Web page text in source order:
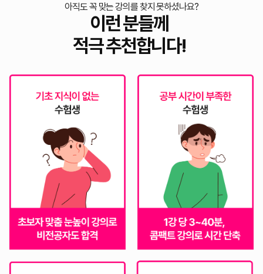
아직도 꼭 맞는 강의를 찾지 못하셨나요?
이런 분들께
적극 추천합니다!